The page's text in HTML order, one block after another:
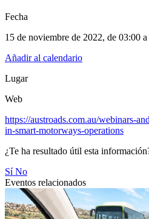
Fecha
15 de noviembre de 2022, de 03:00
Añadir al calendario
Lugar
Web
https://austroads.com.au/webinars-
in-smart-motorways-operations
¿Te ha resultado útil esta
SíNo
Eventos relacionados